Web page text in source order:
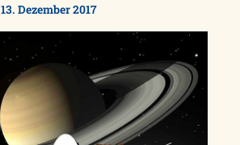
13. Dezember 2017